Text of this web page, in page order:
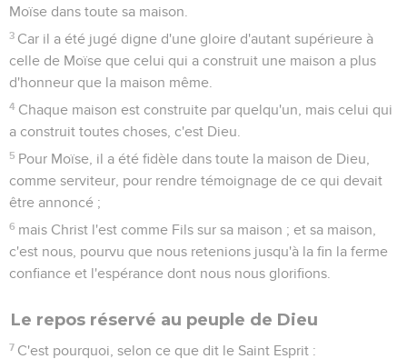
Moïse dans toute sa maison.
3 Car il a été jugé digne d'une gloire d'autant supérieure à
celle de Moïse que celui qui a construit une maison a plus
d'honneur que la maison même.
4 Chaque maison est construite par quelqu'un, mais celui qui
a construit toutes choses, c'est Dieu.
5 Pour Moïse, il a été fidèle dans toute la maison de Dieu,
comme serviteur, pour rendre témoignage de ce qui devait
être annoncé ;
6 mais Christ l'est comme Fils sur sa maison ; et sa maison,
c'est nous, pourvu que nous retenions jusqu'à la fin la ferme
confiance et l'espérance dont nous nous glorifions.
Le repos réservé au peuple de Dieu
7 C'est pourquoi, selon ce que dit le Saint Esprit :